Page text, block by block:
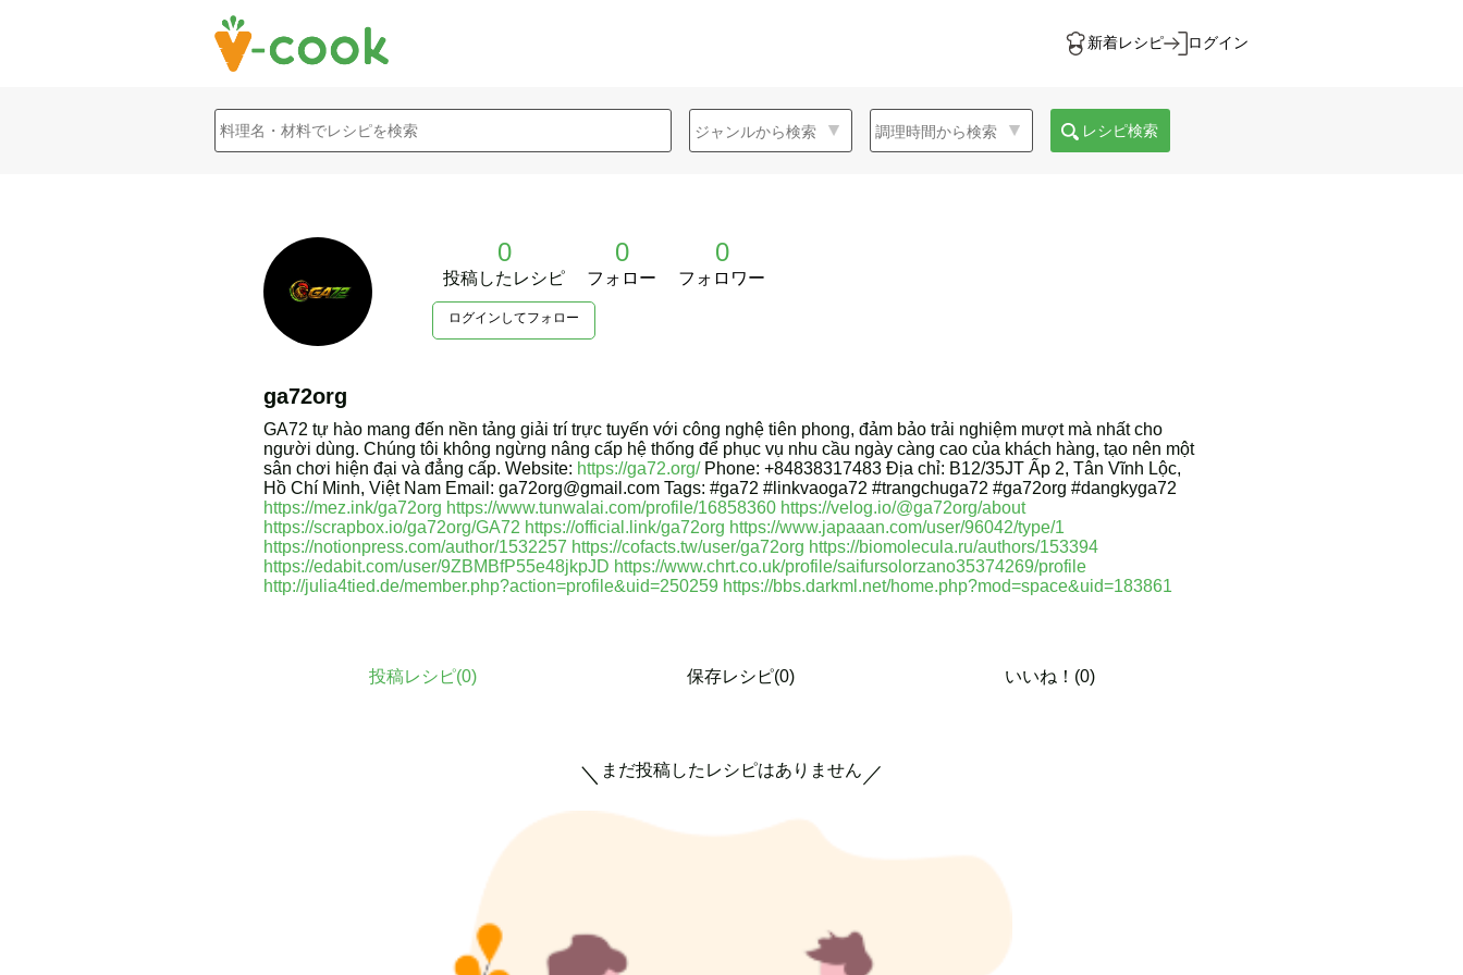
新着レシピ ログイン
レシピ検索
0
投稿したレシピ
0
フォロー
0
フォロワー
ログインしてフォロー
ga72org
GA72 tự hào mang đến nền tảng giải trí trực tuyến với công nghệ tiên phong, đảm bảo trải nghiệm mượt mà nhất cho
người dùng. Chúng tôi không ngừng nâng cấp hệ thống để phục vụ nhu cầu ngày càng cao của khách hàng, tạo nên một
sân chơi hiện đại và đẳng cấp. Website: https://ga72.org/Phone: +84838317483 Địa chỉ: B12/35JT Ấp 2, Tân Vĩnh Lộc,
Hồ Chí Minh, Việt Nam Email: ga72org@gmail.com Tags: #ga72 #linkvaoga72 #trangchuga72 #ga72org #dangkyga72
https://mez.ink/ga72org https://www.tunwalai.com/profile/16858360 https://velog.io/@ga72org/about
https://scrapbox.io/ga72org/GA72 https://official.link/ga72org https://www.japaaan.com/user/96042/type/1
https://notionpress.com/author/1532257 https://cofacts.tw/user/ga72org https://biomolecula.ru/authors/153394
https://edabit.com/user/9ZBMBfP55e48jkpJD https://www.chrt.co.uk/profile/saifursolorzano35374269/profile
http://julia4tied.de/member.php?action=profile&uid=250259 https://bbs.darkml.net/home.php?mod=space&uid=183861
投稿レシピ(0) 保存レシピ(0) いいね！(0)
＼ まだ投稿したレシピはありません ／